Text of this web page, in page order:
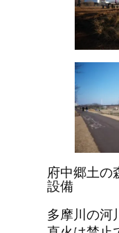
府中郷土の
設備
多摩川の河